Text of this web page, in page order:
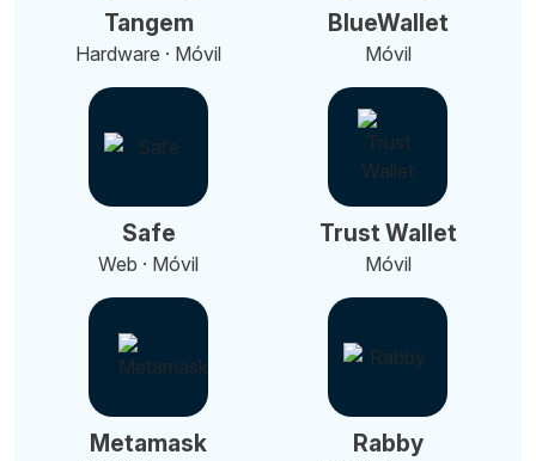
Tangem
Hardware · Móvil
BlueWallet
Móvil
Safe
Web · Móvil
Trust Wallet
Móvil
Metamask Rabby